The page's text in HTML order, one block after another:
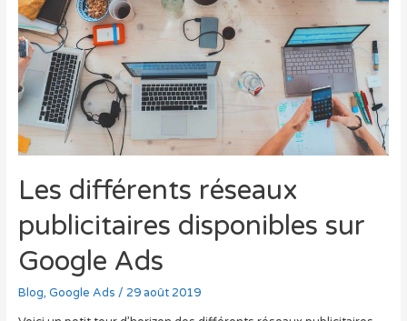
Les différents réseaux
publicitaires disponibles sur
Google Ads
Blog, Google Ads / 29 août 2019